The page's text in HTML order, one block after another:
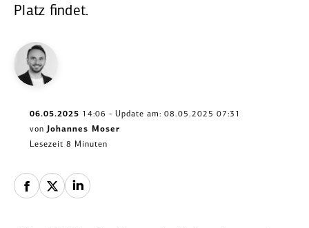
Platz findet.
06.05.2025 14:06 - Update am: 08.05.2025 07:31
von Johannes Moser
Lesezeit 8 Minuten